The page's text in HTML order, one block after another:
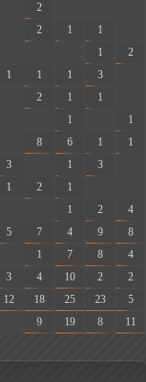
2
2 1 1
1
2
1 1 1 3
2 1 1
1
1
8 6 1
1
3 1 3
1 2 1
1 2
4
5 7 4 9
8
1 7 8
4
3 4 10 2
2
12 18 25 23
5
9 19 8 11